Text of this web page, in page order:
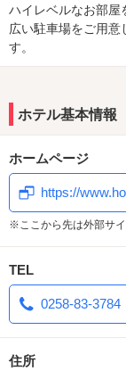
ハイレベルなお部屋
広い駐車場をご用
す。
ホテル基本情報
ホームページ
https://
※ここから先は外部サイ
TEL
0258-83-3784
住所